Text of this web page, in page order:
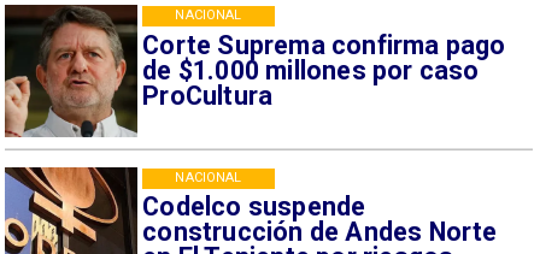
Corte Suprema confirma pago
de $1.000 millones por caso
ProCultura
NACIONAL
Codelco suspende
construcción de Andes Norte
NACIONAL